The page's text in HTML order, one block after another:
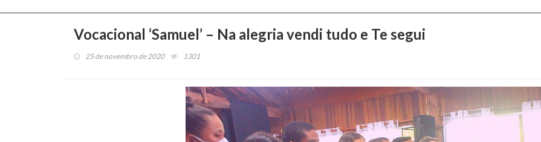
Vocacional ‘Samuel’ – Na alegria vendi tudo e Te segui
25 de novembro de 2020 1301